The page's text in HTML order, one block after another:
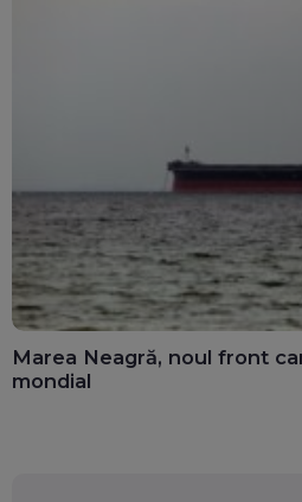
Marea Neagră, noul front
mondial